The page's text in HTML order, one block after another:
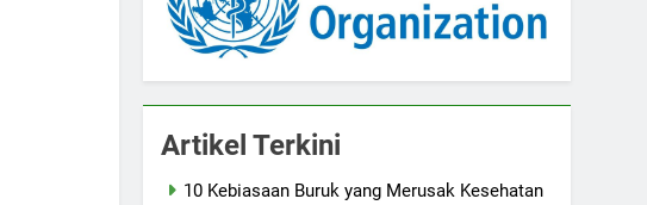
Artikel Terkini
10 Kebiasaan Buruk yang Merusak Kesehatan